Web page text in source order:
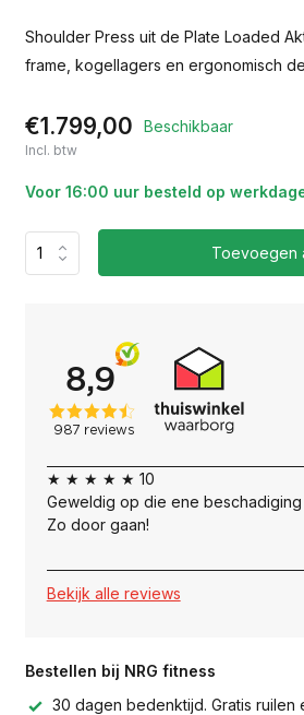
Shoulder Press uit de Plate Loaded
frame, kogellagers en ergonomisch
€1.799,00 Beschikbaar
Incl. btw
Voor 16:00 uur besteld op
Toevoegen
★ ★ ★ ★ ★ 10
Geweldig op die ene beschadiging
Zo door gaan!
Bekijk alle reviews
Bestellen bij NRG fitness
30 dagen bedenktijd. Gratis